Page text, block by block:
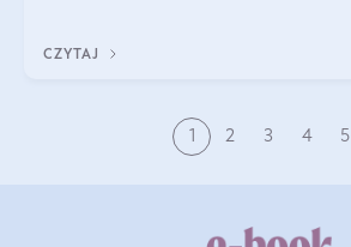
CZYTAJ
1 2 3 4 5